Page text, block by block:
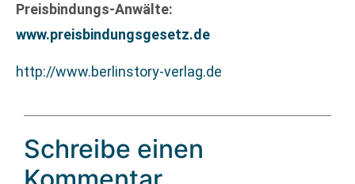
Preisbindungs-Anwälte:
www.preisbindungsgesetz.de
http://www.berlinstory-verlag.de
Schreibe einen